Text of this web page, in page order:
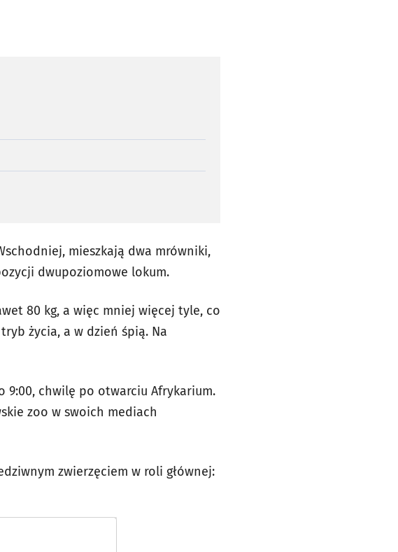
mieszkają dwa mrówniki,
dwupoziomowe lokum.
80 kg, a więc mniej więcej tyle, co
życia, a w dzień śpią. Na
9:00, chwilę po otwarciu Afrykarium.
zoo w swoich mediach
zwierzęciem w roli głównej: